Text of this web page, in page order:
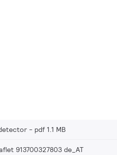
pdf 1.1 MB
913700327803 de_AT